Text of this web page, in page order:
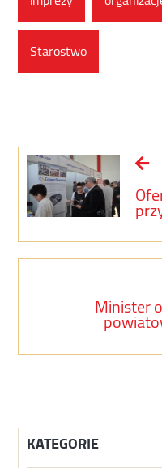
Starostwo
Minister
KATEGORIE